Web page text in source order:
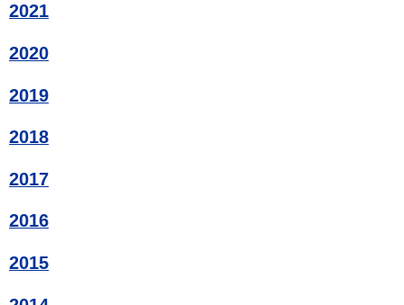
2021
2020
2019
2018
2017
2016
2015